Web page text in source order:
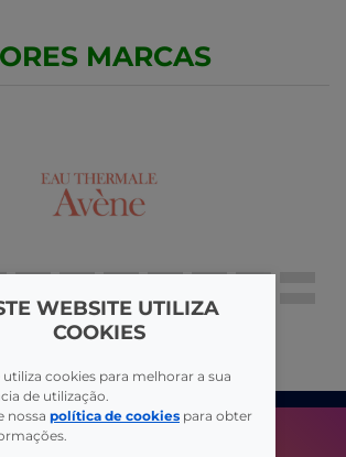
MARCAS
WEBSITE UTILIZA
COOKIES
utiliza cookies para melhorar a sua
de utilização.
nossa política de cookies para obter